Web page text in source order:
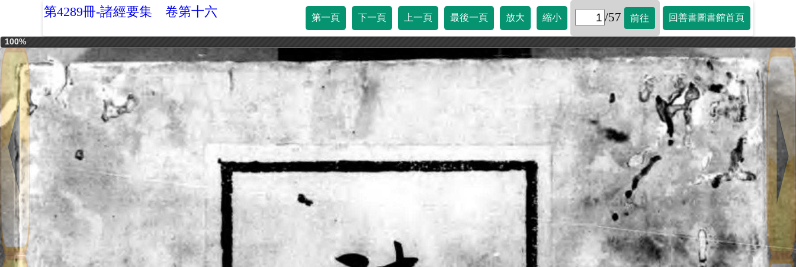
第4289冊-諸經要集 卷第十六 第一頁 下一頁 上一頁 最後一頁 放大 縮小 /57 前往 回善書圖書館首頁
100%